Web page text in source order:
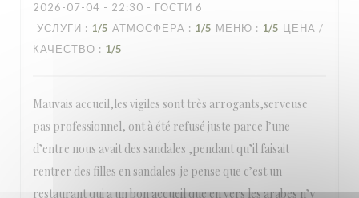
2026-07-04 - 22:30 - ГОСТИ 6
УСЛУГИ : 1/5 АТМОСФЕРА : 1/5 МЕНЮ : 1/5 ЦЕНА /
КАЧЕСТВО : 1/5
Mauvais accueil,les vigiles sont très arrogants,serveuse
pas professionnel, ont à été refusé juste parce l’une
d’entre nous avait des sandales ,pendant qu’il faisait
rentrer des filles en sandales .je pense que c’est un
restaurant qui a un bon accueil que en vers les arabes n’y